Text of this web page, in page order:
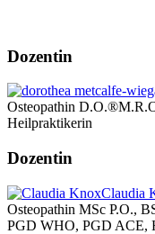
Dozentin
Osteopathin
Heilpraktikerin
Dozentin
Claudia
Osteopathin MSc P.O.,
PGD WHO, PGD ACE,